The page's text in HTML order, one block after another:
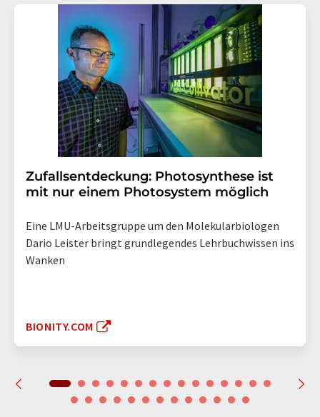
Zufallsentdeckung: Photosynthese ist
mit nur einem Photosystem möglich
Eine LMU-Arbeitsgruppe um den Molekularbiologen
Dario Leister bringt grundlegendes Lehrbuchwissen ins
Wanken
BIONITY.COM